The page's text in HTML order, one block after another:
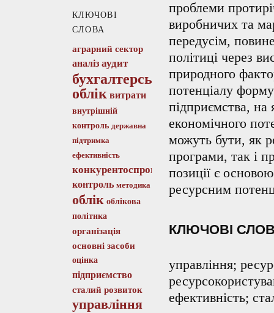
КЛЮЧОВІ
СЛОВА
аграрний сектор
аналіз аудит
бухгалтерський
облік витрати
внутрішній
контроль державна
підтримка
ефективність
конкурентоспроможність
контроль методика
облік облікова
політика
організація
основні засоби
оцінка
підприємство
сталий розвиток
управління
проблеми
виробничих та
передусім,
політиці через
природного
потенціалу
підприємства, на
економічного
можуть бути, як
програми, так і
позиції є
ресурсним
КЛЮЧОВІ
управління;
ефективність;